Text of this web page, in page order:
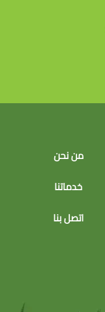
من نحن
خدماتنا
اتصل بنا